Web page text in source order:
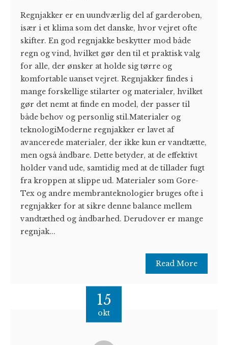
Regnjakker er en uundværlig del af garderoben,
især i et klima som det danske, hvor vejret ofte
skifter. En god regnjakke beskytter mod både
regn og vind, hvilket gør den til et praktisk valg
for alle, der ønsker at holde sig tørre og
komfortable uanset vejret. Regnjakker findes i
mange forskellige stilarter og materialer, hvilket
gør det nemt at finde en model, der passer til
både behov og personlig stil.Materialer og
teknologiModerne regnjakker er lavet af
avancerede materialer, der ikke kun er vandtætte,
men også åndbare. Dette betyder, at de effektivt
holder vand ude, samtidig med at de tillader fugt
fra kroppen at slippe ud. Materialer som Gore-
Tex og andre membranteknologier bruges ofte i
regnjakker for at sikre denne balance mellem
vandtæthed og åndbarhed. Derudover er mange
regnjak...
Read More
15
okt